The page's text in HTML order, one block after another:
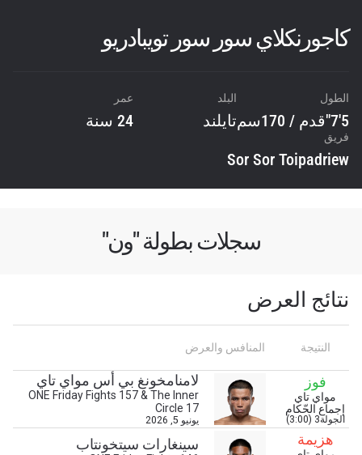
كاجورنكلاي سور سور تويبادريو
الطول
5'7"قدم / 170سم
البلد
تايلند
عمر
24 سنة
فريق
Sor Sor Toipadriew
سجلات بطولة "ون"
نتائج العرض
النتيجة المنافس والعرض
فوز
مواي تاي
إجماع الحّكام
الجولة3 (3:00)
لامنامخونغ بي أس مواي تاي
ONE Friday Fights 157 & The Inner
Circle 17
يونيو 5, 2026
هزيمة سينغارات سيتخونتاب
ابق على اطّلاع
خذ بطولة "ون" معك أينما ذهبت! اشترك الآن للوصول